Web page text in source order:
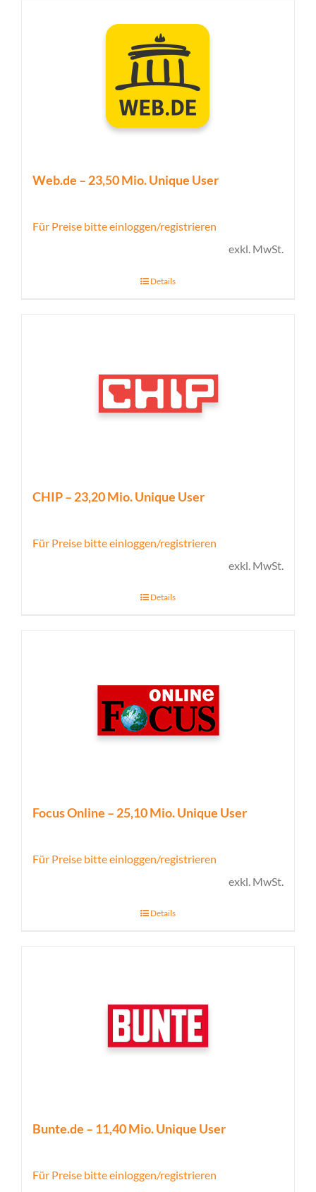
Web.de – 23,50 Mio. Unique User
Für Preise bitte einloggen/registrieren
exkl. MwSt.
Details
CHIP – 23,20 Mio. Unique User
Für Preise bitte einloggen/registrieren
exkl. MwSt.
Details
Focus Online – 25,10 Mio. Unique User
Für Preise bitte einloggen/registrieren
exkl. MwSt.
Details
Bunte.de – 11,40 Mio. Unique User
Für Preise bitte einloggen/registrieren